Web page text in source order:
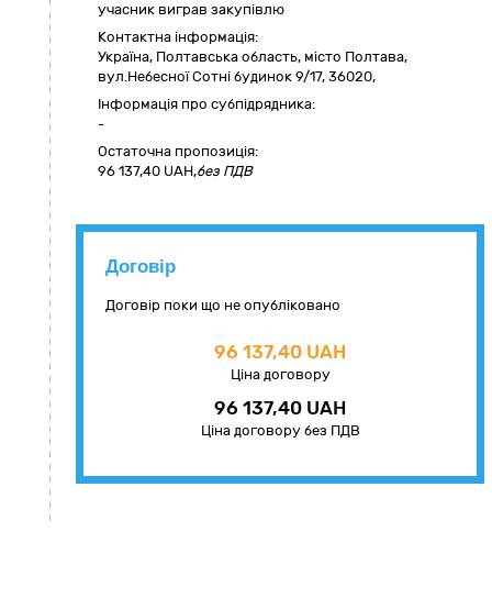
учасник виграв закупівлю
Контактна інформація:
Україна, Полтавська область, місто Полтава,
вул.Небесної Сотні будинок 9/17, 36020,
Інформація про субпідрядника:
-
Остаточна пропозиція:
96 137,40 UAH,без ПДВ
Договір
Договір поки що не опубліковано
96 137,40 UAH
Ціна договору
96 137,40 UAH
Ціна договору без ПДВ